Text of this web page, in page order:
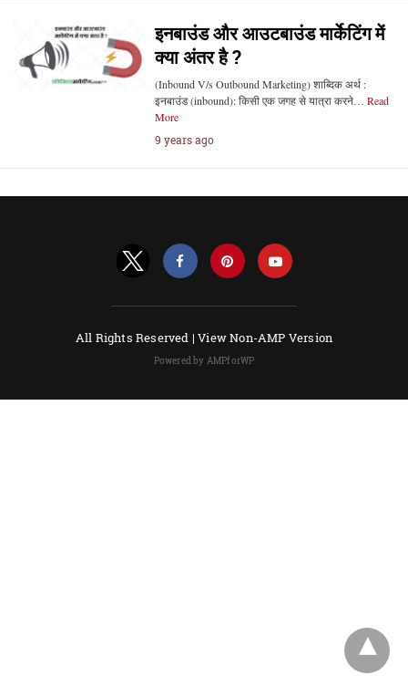
इनबाउंड और आउटबाउंड मार्केटिंग में
क्या अंतर है ?
(Inbound V/s Outbound Marketing) शाब्दिक अर्थ :
इनबाउंड (inbound): किसी एक जगह से यात्रा करने… Read
More
9 years ago
All Rights Reserved |View Non-AMP Version
Powered by AMPforWP